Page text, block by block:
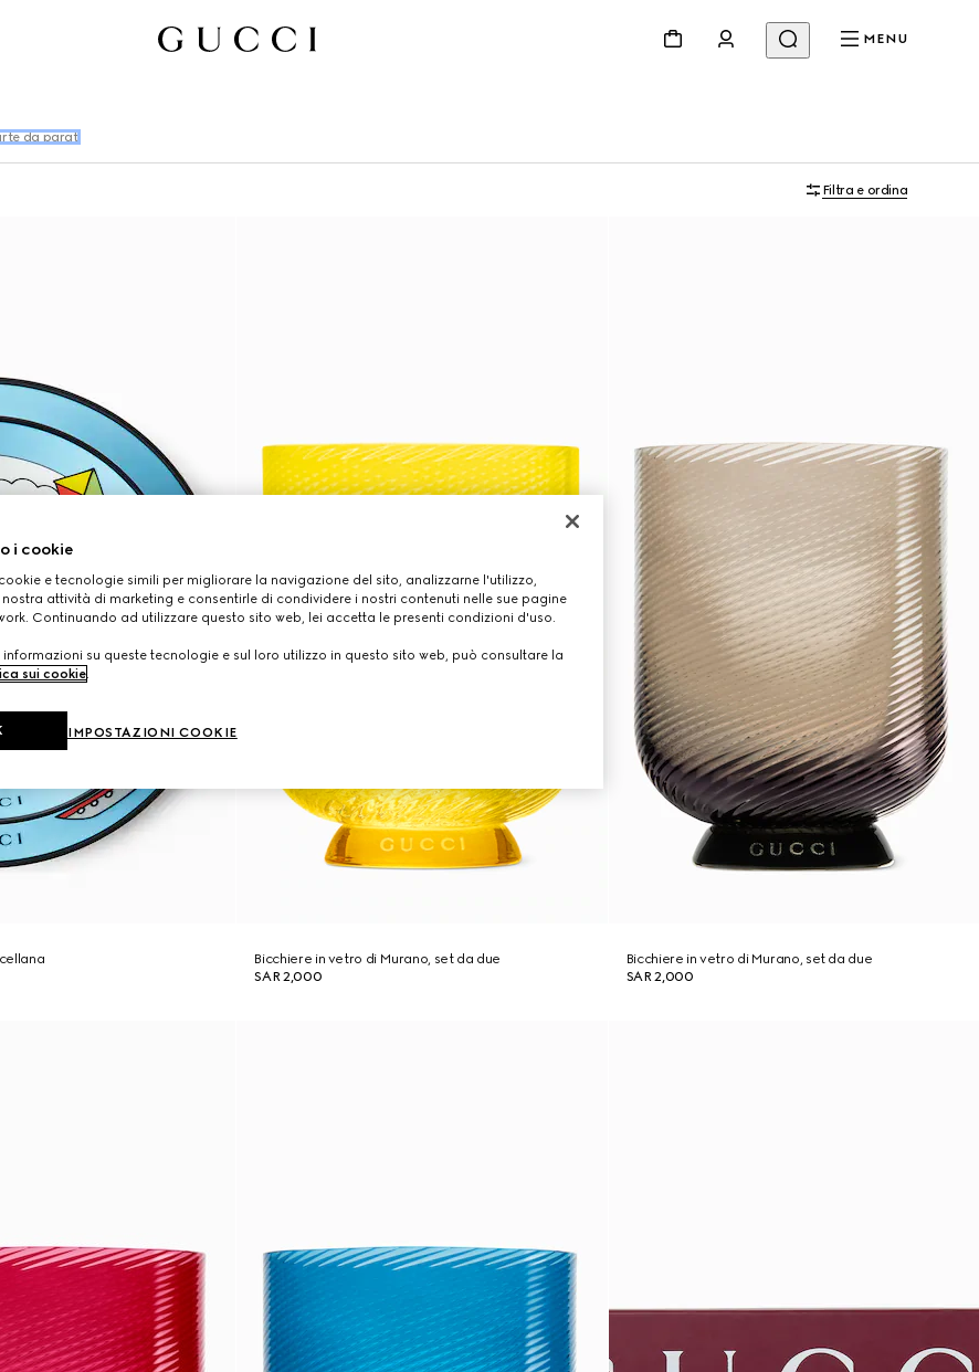
MENU
da parati
Filtra e ordina
Bicchiere in vetro di Murano, set da due
SAR 2,000
Bicchiere in vetro di Murano, set da due
SAR 2,000
i cookie
e tecnologie simili per migliorare la navigazione del sito, analizzarne l'utilizzo,
attività di marketing e consentirle di condividere i nostri contenuti nelle sue pagine
Continuando ad utilizzare questo sito web, lei accetta le presenti condizioni d'uso.
informazioni su queste tecnologie e sul loro utilizzo in questo sito web, può consultare la
sui cookie.
IMPOSTAZIONI COOKIE